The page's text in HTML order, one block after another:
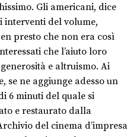
Gli americani, dice
interventi del volume,
presto che non era così
che l’aiuto loro
e altruismo. Ai
se ne aggiunge adesso un
6 minuti del quale si
e restaurato dalla
del cinema d’impresa